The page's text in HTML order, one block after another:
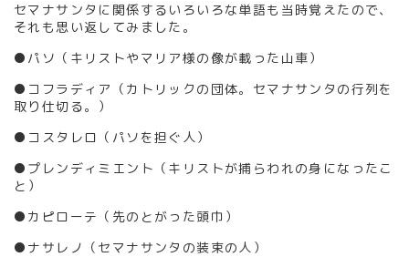
セマナサンタに関係するいろいろな単語も当時覚えたので、
それも思い返してみました。
●パソ（キリストやマリア様の像が載った山車）
●コフラディア（カトリックの団体。セマナサンタの行列を
取り仕切る。）
●コスタレロ（パソを担ぐ人）
●プレンディミエント（キリストが捕らわれの身になったこ
と）
●カピローテ（先のとがった頭巾）
●ナサレノ（セマナサンタの装束の人）